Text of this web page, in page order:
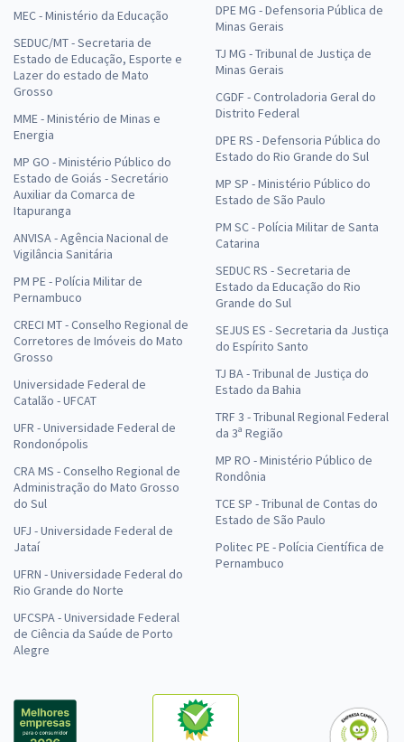
MEC - Ministério da Educação
SEDUC/MT - Secretaria de
Estado de Educação, Esporte e
Lazer do estado de Mato
Grosso
MME - Ministério de Minas e
Energia
MP GO - Ministério Público do
Estado de Goiás - Secretário
Auxiliar da Comarca de
Itapuranga
ANVISA - Agência Nacional de
Vigilância Sanitária
PM PE - Polícia Militar de
Pernambuco
CRECI MT - Conselho Regional de
Corretores de Imóveis do Mato
Grosso
Universidade Federal de
Catalão - UFCAT
UFR - Universidade Federal de
Rondonópolis
CRA MS - Conselho Regional de
Administração do Mato Grosso
do Sul
UFJ - Universidade Federal de
Jataí
UFRN - Universidade Federal do
Rio Grande do Norte
UFCSPA - Universidade Federal
de Ciência da Saúde de Porto
Alegre
DPE MG - Defensoria Pública de
Minas Gerais
TJ MG - Tribunal de Justiça de
Minas Gerais
CGDF - Controladoria Geral do
Distrito Federal
DPE RS - Defensoria Pública do
Estado do Rio Grande do Sul
MP SP - Ministério Público do
Estado de São Paulo
PM SC - Polícia Militar de Santa
Catarina
SEDUC RS - Secretaria de
Estado da Educação do Rio
Grande do Sul
SEJUS ES - Secretaria da Justiça
do Espírito Santo
TJ BA - Tribunal de Justiça do
Estado da Bahia
TRF 3 - Tribunal Regional Federal
da 3ª Região
MP RO - Ministério Público de
Rondônia
TCE SP - Tribunal de Contas do
Estado de São Paulo
Politec PE - Polícia Científica de
Pernambuco